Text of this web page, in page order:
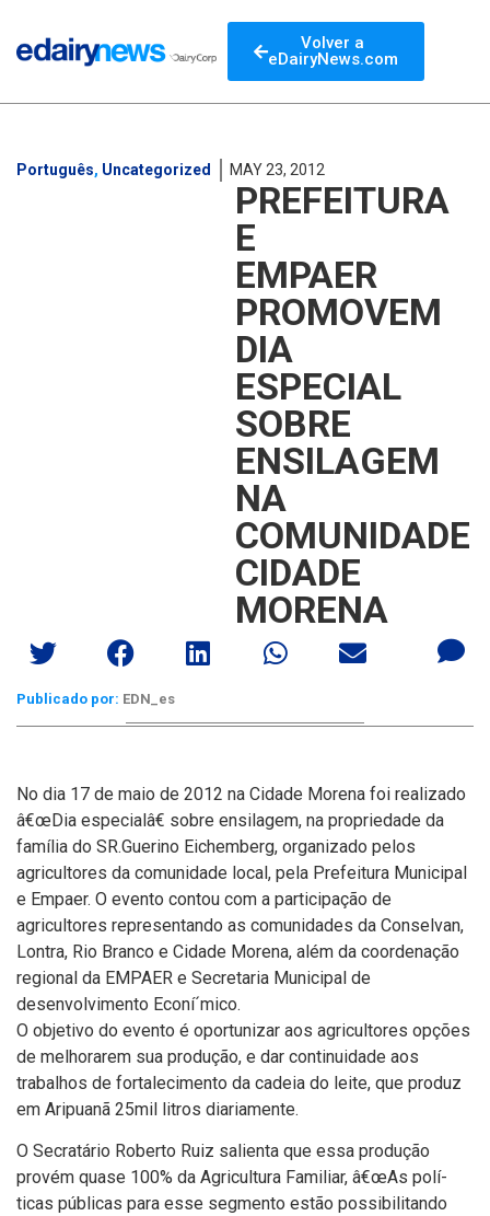
Volver a
eDairyNews.com
Português, Uncategorized MAY 23, 2012
PREFEITURA
E
EMPAER
PROMOVEM
DIA
ESPECIAL
SOBRE
ENSILAGEM
NA
COMUNIDADE
CIDADE
MORENA
Publicado por: EDN_es
No dia 17 de maio de 2012 na Cidade Morena foi realizado
â€œDia especialâ€ sobre ensilagem, na propriedade da
famí­lia do SR.Guerino Eichemberg, organizado pelos
agricultores da comunidade local, pela Prefeitura Municipal
e Empaer. O evento contou com a participação de
agricultores representando as comunidades da Conselvan,
Lontra, Rio Branco e Cidade Morena, além da coordenação
regional da EMPAER e Secretaria Municipal de
desenvolvimento Econí´mico.
O objetivo do evento é oportunizar aos agricultores opções
de melhorarem sua produção, e dar continuidade aos
trabalhos de fortalecimento da cadeia do leite, que produz
em Aripuanã 25mil litros diariamente.
O Secratário Roberto Ruiz salienta que essa produção
provém quase 100% da Agricultura Familiar, â€œAs polí­
ticas públicas para esse segmento estão possibilitando